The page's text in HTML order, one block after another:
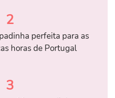
2
perfeita para as
horas de Portugal
3